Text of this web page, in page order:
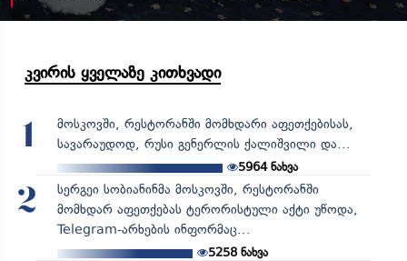
კვირის ყველაზე კითხვადი
1
მოსკოვში, რესტორანში მომხდარი აფეთქებისას,
სავარაუდოდ, რუსი გენერლის ქალიშვილი და...
5964ნახვა
2
სერგეი სობიანინმა მოსკოვში, რესტორანში
მომხდარ აფეთქებას ტერორისტული აქტი უწოდა,
Telegram-არხების ინფორმაც...
5258ნახვა